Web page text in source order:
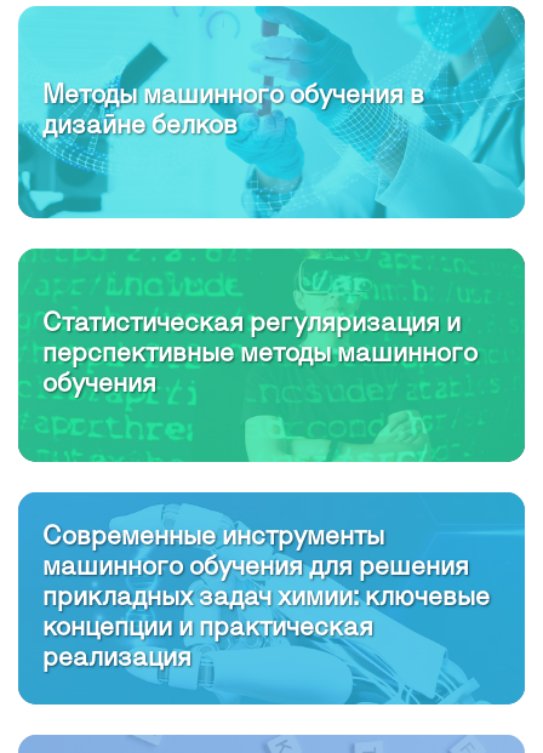
Методы машинного обучения в
дизайне белков
Статистическая регуляризация и
перспективные методы машинного
обучения
Современные инструменты
машинного обучения для решения
прикладных задач химии: ключевые
концепции и практическая
реализация